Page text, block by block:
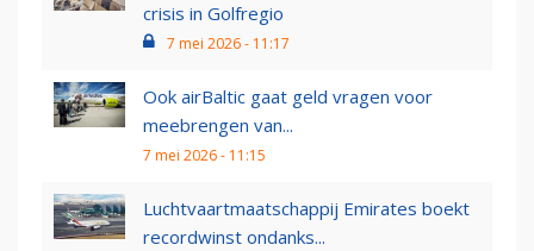
crisis in Golfregio
7 mei 2026 - 11:17
Ook airBaltic gaat geld vragen voor
meebrengen van...
7 mei 2026 - 11:15
Luchtvaartmaatschappij Emirates boekt
recordwinst ondanks...